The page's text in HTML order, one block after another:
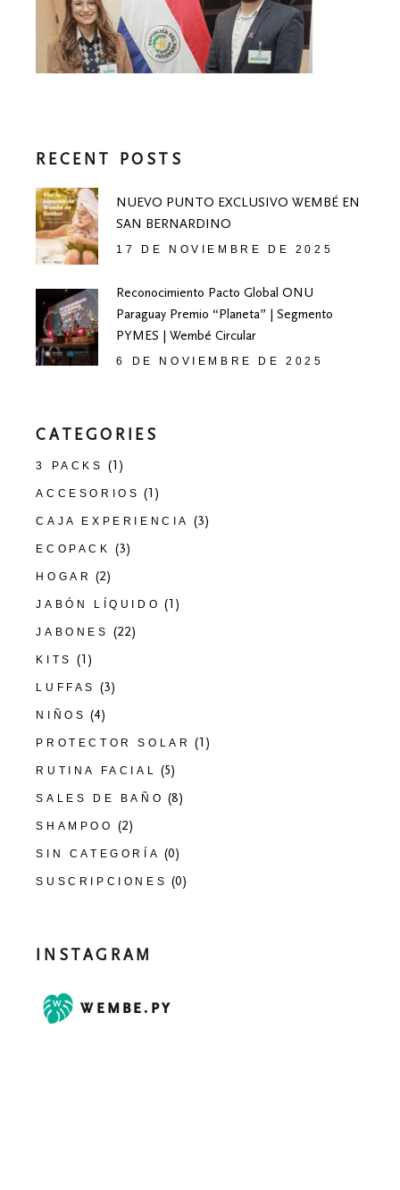
RECENT POSTS
NUEVO PUNTO EXCLUSIVO WEMBÉ EN
SAN BERNARDINO
17 DE NOVIEMBRE DE 2025
Reconocimiento Pacto Global ONU
Paraguay Premio “Planeta” | Segmento
PYMES | Wembé Circular
6 DE NOVIEMBRE DE 2025
CATEGORIES
3 PACKS (1)
ACCESORIOS (1)
CAJA EXPERIENCIA (3)
ECOPACK (3)
HOGAR (2)
JABÓN LÍQUIDO (1)
JABONES (22)
KITS (1)
LUFFAS (3)
NIÑOS (4)
PROTECTOR SOLAR (1)
RUTINA FACIAL (5)
SALES DE BAÑO (8)
SHAMPOO (2)
SIN CATEGORÍA (0)
SUSCRIPCIONES (0)
INSTAGRAM
WEMBE.PY